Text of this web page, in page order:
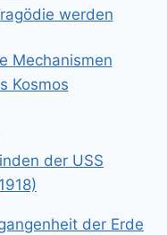
werden
Mechanismen
Kosmos
der USS
der Erde